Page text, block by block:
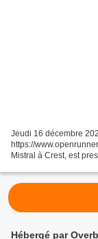
Jeudi 16 décembre
https://
Mistral à Crest, est
Hébergé par